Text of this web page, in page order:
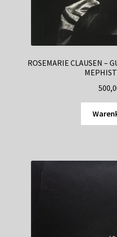
ROSEMARIE CLAUSEN –